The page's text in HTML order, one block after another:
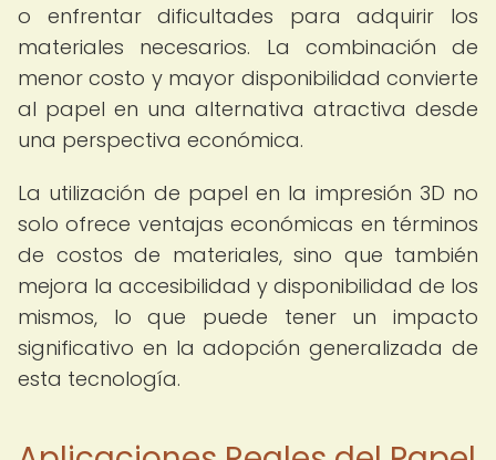
o enfrentar dificultades para adquirir los
materiales necesarios. La combinación de
menor costo y mayor disponibilidad convierte
al papel en una alternativa atractiva desde
una perspectiva económica.
La utilización de papel en la impresión 3D no
solo ofrece ventajas económicas en términos
de costos de materiales, sino que también
mejora la accesibilidad y disponibilidad de los
mismos, lo que puede tener un impacto
significativo en la adopción generalizada de
esta tecnología.